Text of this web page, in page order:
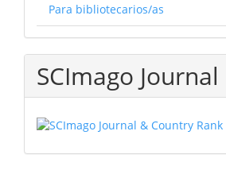
Para bibliotecarios/as
SCImago